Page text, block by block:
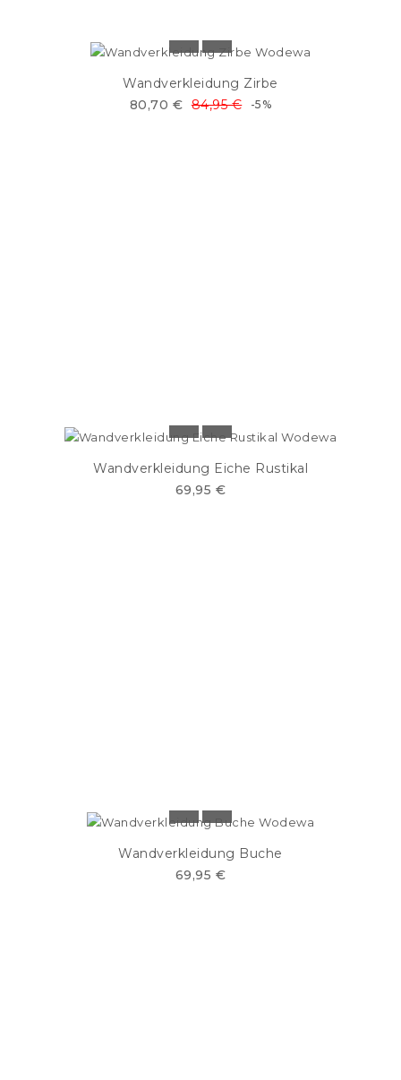
Wandverkleidung Zirbe
80,70 € 84,95 € -5%
Wandverkleidung Eiche Rustikal
69,95 €
Wandverkleidung Buche
69,95 €